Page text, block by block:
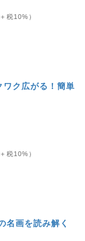
税10%）
ワク広がる！簡単
税10%）
名画を読み解く